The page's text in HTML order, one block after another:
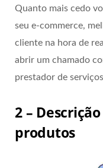
Quanto mais cedo
seu e-commerce,
cliente na hora de
abrir um chamado
prestador de
2 –
produtos